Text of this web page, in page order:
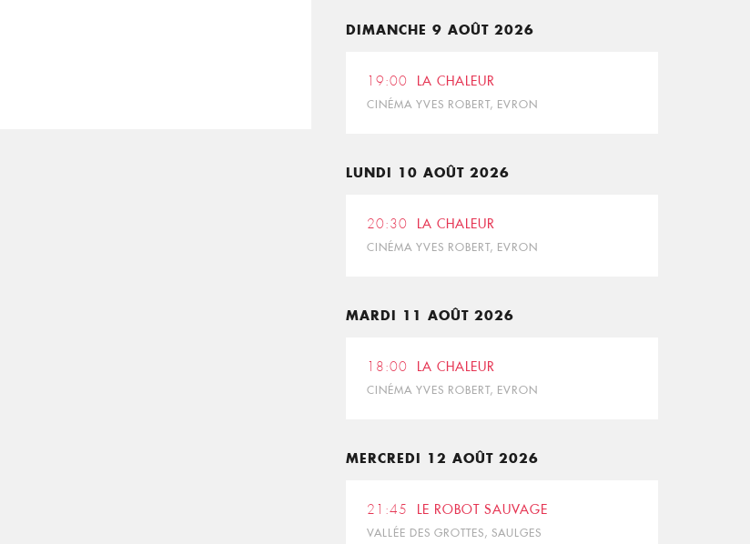
DIMANCHE 9 AOÛT 2026
19:00 LA CHALEUR
CINÉMA YVES ROBERT, EVRON
LUNDI 10 AOÛT 2026
20:30 LA CHALEUR
CINÉMA YVES ROBERT, EVRON
MARDI 11 AOÛT 2026
18:00 LA CHALEUR
CINÉMA YVES ROBERT, EVRON
MERCREDI 12 AOÛT 2026
21:45 LE ROBOT SAUVAGE
VALLÉE DES GROTTES, SAULGES